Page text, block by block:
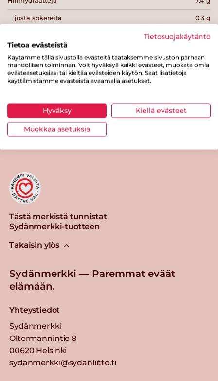
josta sokereita 0.3 g
g
Suolaa 1.5 g
Tulosta sivu
Tästä merkistä tunnistat
Sydänmerkki-tuotteen
Takaisin ylös
Sydänmerkki — Paremmat eväät
elämään.
Yhteystiedot
Sydänmerkki
Oltermannintie 8
00620 Helsinki
sydanmerkki@sydanliitto.fi
Tietosuojakäytäntö
Tietoa evästeistä
Käytämme tällä sivustolla evästeitä taataksemme sivuston parhaan
mahdollisen toiminnan. Voit hyväksyä kaikki evästeet, muokata omia
evästeasetuksiasi tai kieltää evästeiden käytön. Saat lisätietoja
käyttämistämme evästeistä avaamalla asetukset.
Hyväksy Kiellä evästeet
Muokkaa asetuksia